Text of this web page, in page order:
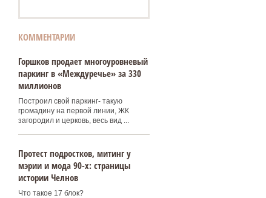
КОММЕНТАРИИ
Горшков продает многоуровневый
паркинг в «Междуречье» за 330
миллионов
Построил свой паркинг- такую
громадину на первой линии, ЖК
загородил и церковь, весь вид ...
Протест подростков, митинг у
мэрии и мода 90-х: страницы
истории Челнов
Что такое 17 блок?